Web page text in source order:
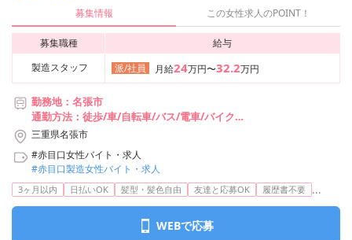
募集情報 この女性求人のPOINT！
募集職種
給与
製造スタッフ
派/社員 月給24万円〜32.2万円
勤務地：名張市
通勤方法：徒歩/車/自転車/バス/電車/バイク
最寄り駅：桔梗が丘駅より車5分・自転車10分
※近鉄桔梗が丘駅～巡回バスあり（平日日勤のみ／無料）
三重県名張市
#赤目口女性バイト・求人
#赤目口製造女性バイト・求人
3ヶ月以内 日払いOK 髪型・髪色自由 友達と応募OK 履歴書不要 ...
WEBで応募